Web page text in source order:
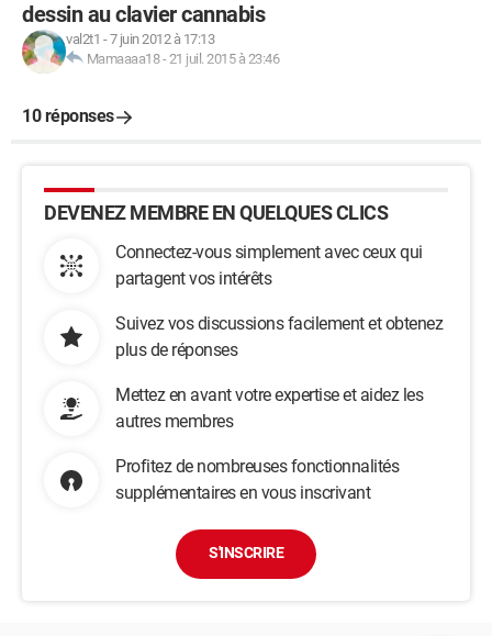
dessin au clavier cannabis
val2t1 -7 juin 2012 à 17:13
Mamaaaa18-21 juil. 2015 à 23:46
10 réponses
DEVENEZ MEMBRE EN QUELQUES CLICS
Connectez-vous simplement avec ceux qui
partagent vos intérêts
Suivez vos discussions facilement et obtenez
plus de réponses
Mettez en avant votre expertise et aidez les
autres membres
Profitez de nombreuses fonctionnalités
supplémentaires en vous inscrivant
S'INSCRIRE